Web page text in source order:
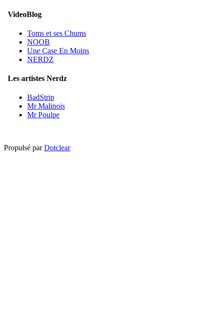
VideoBlog
Toms et ses Chums
NOOB
Une Case En Moins
NERDZ
Les artistes Nerdz
BadStrip
Mr Malinois
Mr Poulpe
Propulsé parDotclear